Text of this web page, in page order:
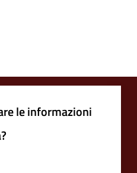
le informazioni